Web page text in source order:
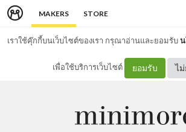
MAKERS STORE
เราใช้คุ๊กกี้บนเว็บไซต์ของเรา กรุณาอ่านและยอมรับ
เพื่อใช้บริการเว็บไซต์ ยอมรับ ไ